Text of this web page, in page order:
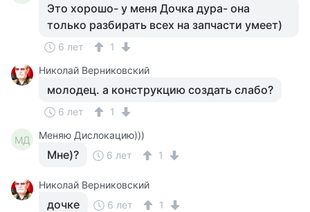
Это хорошо- у меня Дочка дура- она
только разбирать всех на запчасти умеет)
6 лет
1
Николай Верниковский
молодец. а конструкцию создать слабо?
6 лет 1
МД Меняю Дислокацию)))
Мне)? 6 лет 1
Николай Верниковский
дочке 6 лет 1